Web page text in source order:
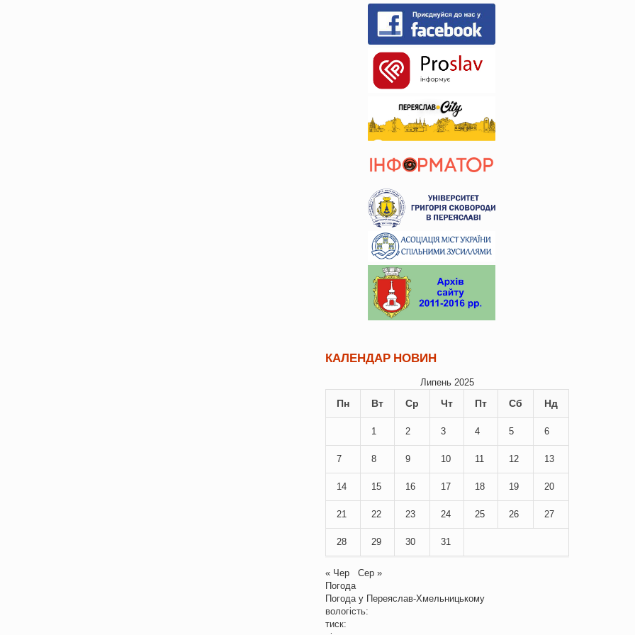
КАЛЕНДАР НОВИН
Липень 2025
Пн Вт Ср Чт Пт Сб Нд
1 2 3 4 5 6
7 8 9 10 11 12 13
14 15 16 17 18 19 20
21 22 23 24 25 26 27
28 29 30 31
« Чер
Сер »
Погода
Погода у Переяслав-Хмельницькому
вологість:
тиск: